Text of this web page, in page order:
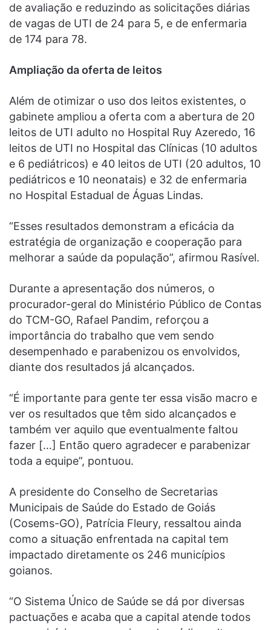
de avaliação e reduzindo as solicitações diárias
de vagas de UTI de 24 para 5, e de enfermaria
de 174 para 78.
Ampliação da oferta de leitos
Além de otimizar o uso dos leitos existentes, o
gabinete ampliou a oferta com a abertura de 20
leitos de UTI adulto no Hospital Ruy Azeredo, 16
leitos de UTI no Hospital das Clínicas (10 adultos
e 6 pediátricos) e 40 leitos de UTI (20 adultos, 10
pediátricos e 10 neonatais) e 32 de enfermaria
no Hospital Estadual de Águas Lindas.
“Esses resultados demonstram a eficácia da
estratégia de organização e cooperação para
melhorar a saúde da população”, afirmou Rasível.
Durante a apresentação dos números, o
procurador-geral do Ministério Público de Contas
do TCM-GO, Rafael Pandim, reforçou a
importância do trabalho que vem sendo
desempenhado e parabenizou os envolvidos,
diante dos resultados já alcançados.
“É importante para gente ter essa visão macro e
ver os resultados que têm sido alcançados e
também ver aquilo que eventualmente faltou
fazer […] Então quero agradecer e parabenizar
toda a equipe”, pontuou.
A presidente do Conselho de Secretarias
Municipais de Saúde do Estado de Goiás
(Cosems-GO), Patrícia Fleury, ressaltou ainda
como a situação enfrentada na capital tem
impactado diretamente os 246 municípios
goianos.
“O Sistema Único de Saúde se dá por diversas
pactuações e acaba que a capital atende todos